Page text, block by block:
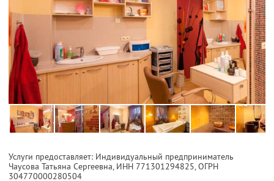
Услуги предоставляет: Индивидуальный предприниматель
Чаусова Татьяна Сергеевна, ИНН 771301294825, ОГРН
304770000280504